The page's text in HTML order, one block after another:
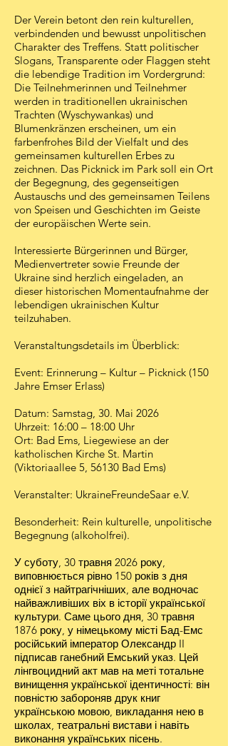
Der Verein betont den rein kulturellen,
verbindenden und bewusst unpolitischen
Charakter des Treffens. Statt politischer
Slogans, Transparente oder Flaggen steht
die lebendige Tradition im Vordergrund:
Die Teilnehmerinnen und Teilnehmer
werden in traditionellen ukrainischen
Trachten (Wyschywankas) und
Blumenkränzen erscheinen, um ein
farbenfrohes Bild der Vielfalt und des
gemeinsamen kulturellen Erbes zu
zeichnen. Das Picknick im Park soll ein Ort
der Begegnung, des gegenseitigen
Austauschs und des gemeinsamen Teilens
von Speisen und Geschichten im Geiste
der europäischen Werte sein.
Interessierte Bürgerinnen und Bürger,
Medienvertreter sowie Freunde der
Ukraine sind herzlich eingeladen, an
dieser historischen Momentaufnahme der
lebendigen ukrainischen Kultur
teilzuhaben.
Veranstaltungsdetails im Überblick:
Event: Erinnerung – Kultur – Picknick (150
Jahre Emser Erlass)
Datum: Samstag, 30. Mai 2026
Uhrzeit: 16:00 – 18:00 Uhr
Ort: Bad Ems, Liegewiese an der
katholischen Kirche St. Martin
(Viktoriaallee 5, 56130 Bad Ems)
Veranstalter: UkraineFreundeSaar e.V.
Besonderheit: Rein kulturelle, unpolitische
Begegnung (alkoholfrei).
У суботу, 30 травня 2026 року,
виповнюється рівно 150 років з дня
однієї з найтрагічніших, але водночас
найважливіших віх в історії української
культури. Саме цього дня, 30 травня
1876 року, у німецькому місті Бад-Емс
російський імператор Олександр II
підписав ганебний Емський указ. Цей
лінгвоцидний акт мав на меті тотальне
винищення української ідентичності: він
повністю забороняв друк книг
українською мовою, викладання нею в
школах, театральні вистави і навіть
виконання українських пісень.